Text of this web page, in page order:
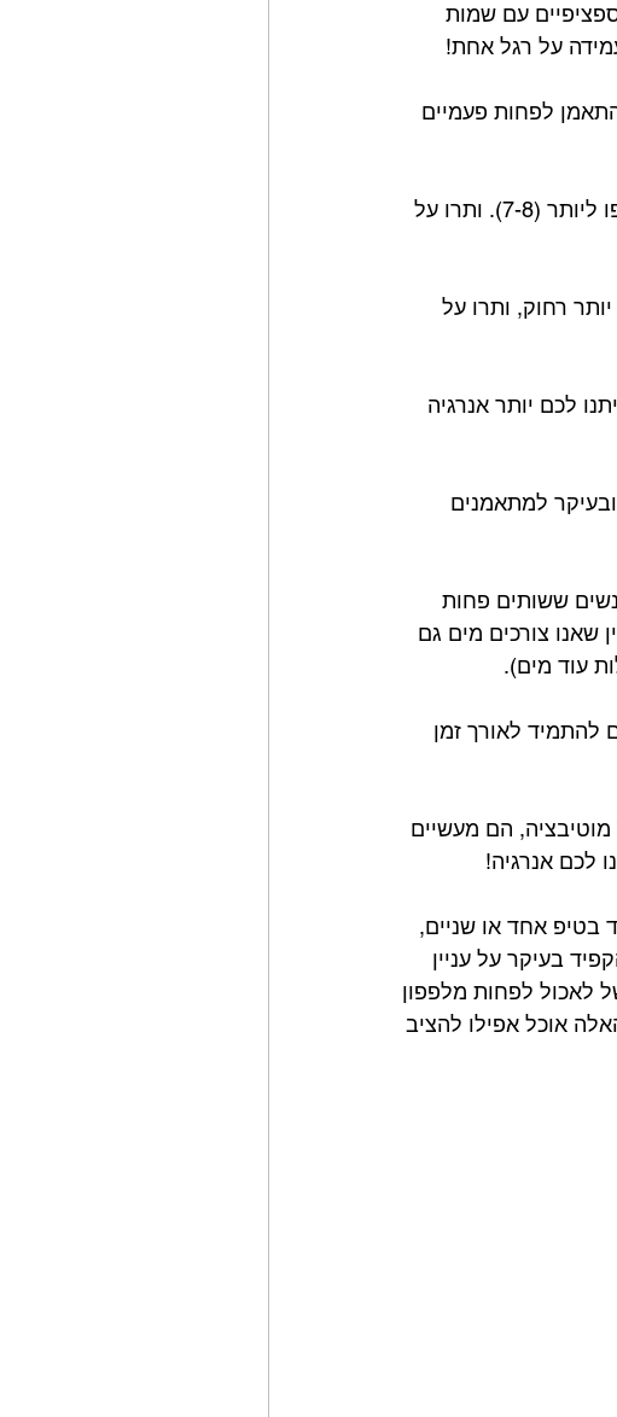
עם שמות
על רגל אחת!
לפחות פעמיים
הקפידו על מינימום 6 שעות שינה בלילה, ותשאפו ליותר (7-8). ותרו על
תחנו יותר רחוק, ותרו על
ויתנו לכם יותר אנרגיה
למתאמנים
ששותים פחות
שאנו צורכים מים גם
עוד מים).
להתמיד לאורך זמן
הם מעשיים
לכם אנרגיה!
אחד או שניים,
בעיקר על עניין
לאכול לפחות מלפפון
במשימות האלה אוכל אפילו להציב